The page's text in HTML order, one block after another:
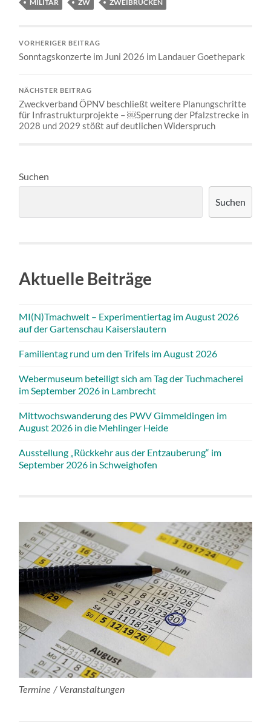
MILITÄR ZW ZWEIBRÜCKEN
VORHERIGER BEITRAG
Sonntagskonzerte im Juni 2026 im Landauer Goethepark
NÄCHSTER BEITRAG
Zweckverband ÖPNV beschließt weitere Planungschritte
für Infrastrukturprojekte – ￼Sperrung der Pfalzstrecke in
2028 und 2029 stößt auf deutlichen Widerspruch
Suchen
Suchen
Aktuelle Beiträge
MI(N)Tmachwelt – Experimentiertag im August 2026
auf der Gartenschau Kaiserslautern
Familientag rund um den Trifels im August 2026
Webermuseum beteiligt sich am Tag der Tuchmacherei
im September 2026 in Lambrecht
Mittwochswanderung des PWV Gimmeldingen im
August 2026 in die Mehlinger Heide
Ausstellung „Rückkehr aus der Entzauberung“ im
September 2026 in Schweighofen
Termine / Veranstaltungen